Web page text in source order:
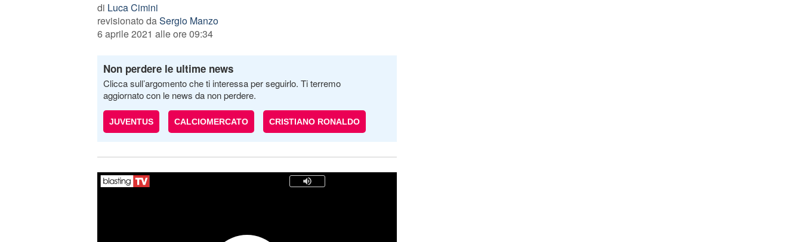
di Luca Cimini
revisionato daSergio Manzo
6 aprile 2021 alle ore 09:34
Non perdere le ultime news
Clicca sull’argomento che ti interessa per seguirlo. Ti terremo
aggiornato con le news da non perdere.
JUVENTUS CALCIOMERCATO CRISTIANO RONALDO